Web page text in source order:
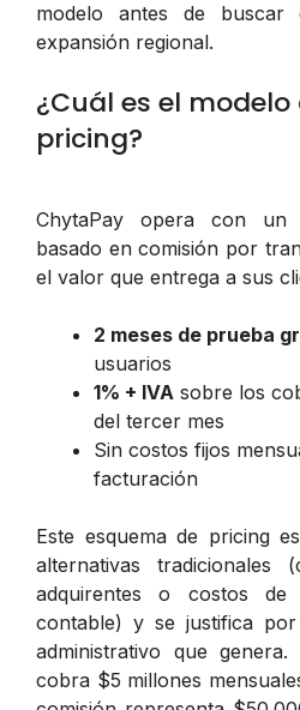
modelo antes de buscar
expansión regional.
¿Cuál es el
pricing?
ChytaPay opera con un
basado en comisión por
el valor que entrega a sus
2 meses de prueba
usuarios
1% + IVA sobre los
del tercer mes
Sin costos fijos
facturación
Este esquema de pricing
alternativas tradicionales
adquirentes o costos de
contable) y se justifica
administrativo que
cobra $5 millones